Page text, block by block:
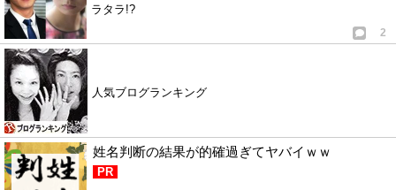
ラタラ!?
2
人気ブログランキング
姓名判断の結果が的確過ぎてヤバイｗｗ
PR